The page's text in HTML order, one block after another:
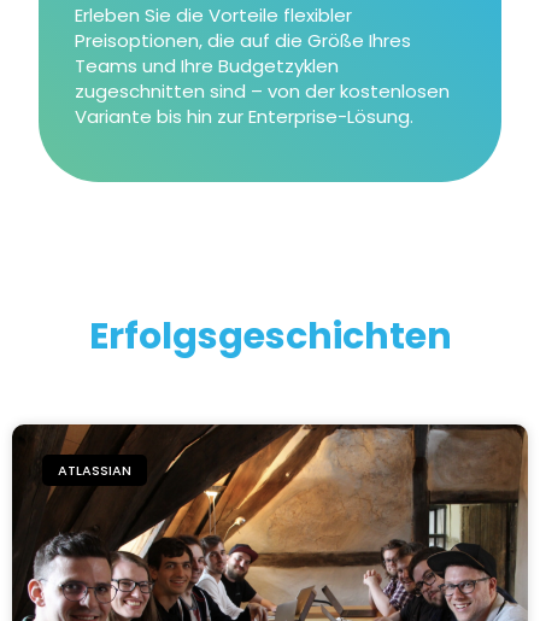
Erleben Sie die Vorteile flexibler
Preisoptionen, die auf die Größe Ihres
Teams und Ihre Budgetzyklen
zugeschnitten sind – von der kostenlosen
Variante bis hin zur Enterprise-Lösung.
Erfolgsgeschichten
ATLASSIAN